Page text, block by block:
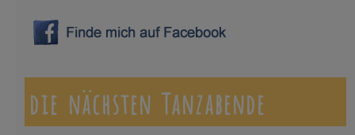
die nächsten Tanzabende